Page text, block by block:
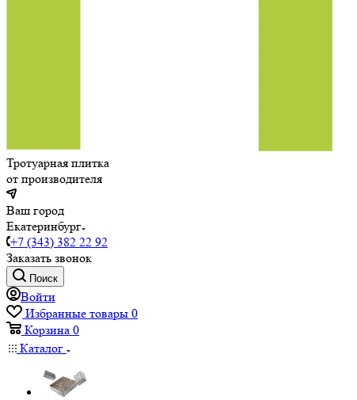
Тротуарная плитка
от производителя
Ваш город
Екатеринбург
+7 (343) 382 22 92
Заказать звонок
Поиск
Войти
Избранные товары 0
Корзина 0
Каталог